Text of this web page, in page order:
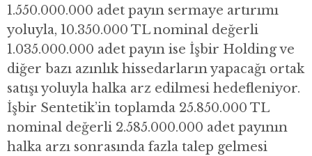
1.550.000.000 adet payın sermaye artırımı
yoluyla, 10.350.000 TL nominal değerli
1.035.000.000 adet payın ise İşbir Holding ve
diğer bazı azınlık hissedarların yapacağı ortak
satışı yoluyla halka arz edilmesi hedefleniyor.
İşbir Sentetik’in toplamda 25.850.000 TL
nominal değerli 2.585.000.000 adet payının
halka arzı sonrasında fazla talep gelmesi